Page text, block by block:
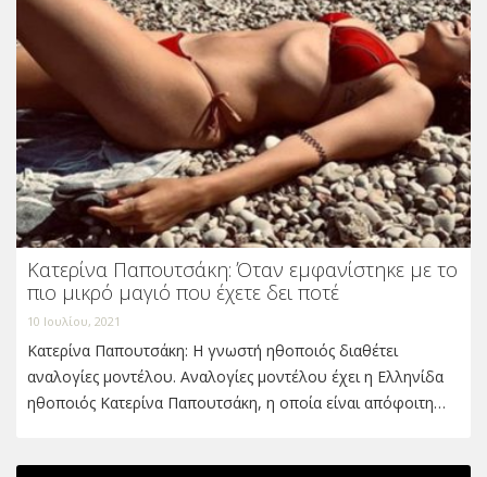
Κατερίνα Παπουτσάκη: Όταν εμφανίστηκε με το
πιο μικρό μαγιό που έχετε δει ποτέ
10 Ιουλίου, 2021
Κατερίνα Παπουτσάκη: Η γνωστή ηθοποιός διαθέτει
αναλογίες μοντέλου. Αναλογίες μοντέλου έχει η Ελληνίδα
ηθοποιός Κατερίνα Παπουτσάκη, η οποία είναι απόφοιτη…